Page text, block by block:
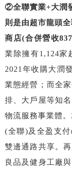
②全聯實業+大潤
則是由超市龍頭
商店(合併營收
業除擁有1,124家
2021年收購大潤
業態經營；而全
排、大戶屋等知
物流服務事業體
(全聯)及全盈支
雙邊通路共享。
良品及健身工廠